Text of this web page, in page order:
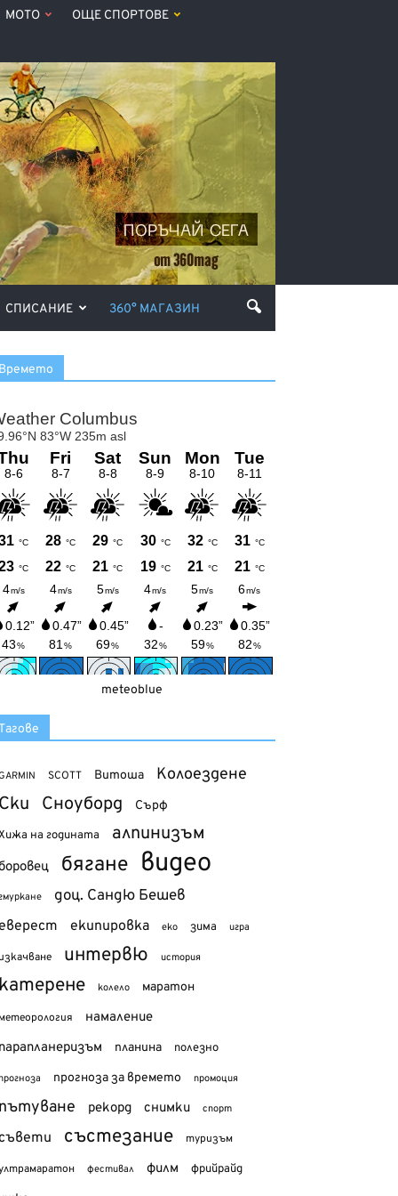
МОТО ОЩЕ СПОРТОВЕ
СПИСАНИЕ 360° МАГАЗИН
meteoblue
SCOTT Витоша Колоездене
Сноуборд Сърф
на годината алпинизъм
бягане видео
доц. Сандю Бешев
екипировка еко зима игра
интервю история
колело маратон
намаление
планина полезно
прогноза за времето промоция
рекорд снимки спорт
състезание туризъм
фестивал филм фрийрайд